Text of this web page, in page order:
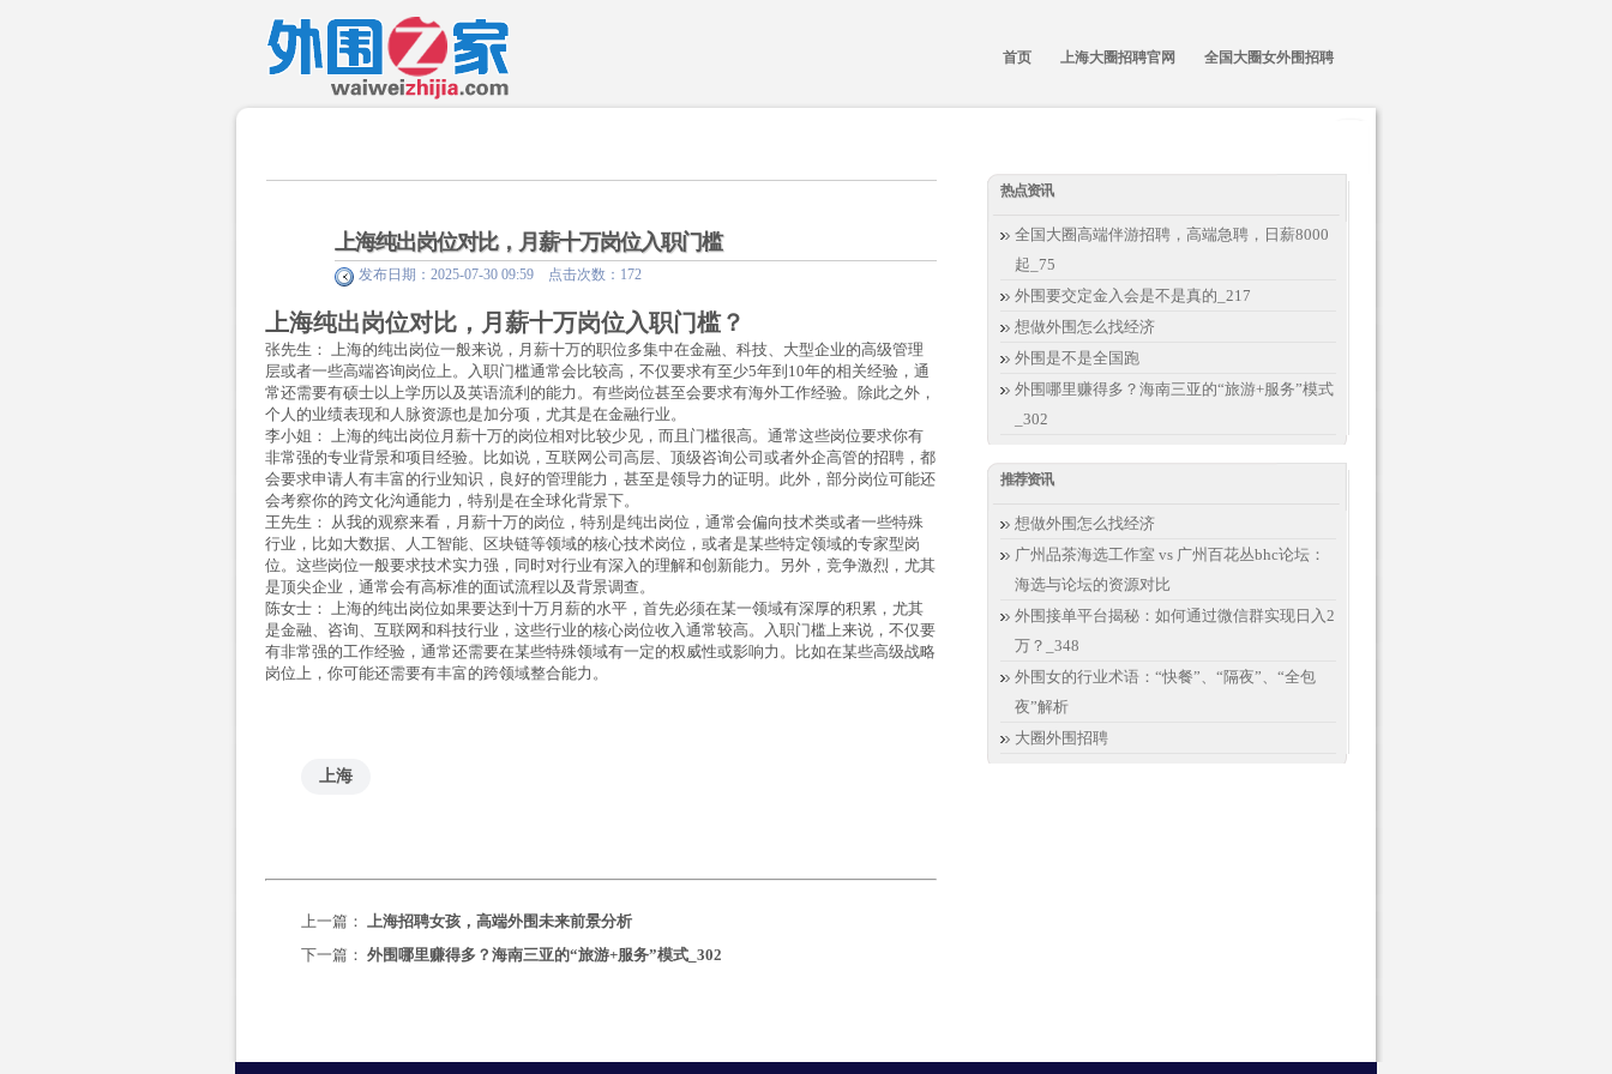
首页 上海大圈招聘官网 全国大圈女外围招聘
上海纯出岗位对比，月薪十万岗位入职门槛
发布日期：2025-07-30 09:59 点击次数：172
上海纯出岗位对比，月薪十万岗位入职门槛？
张先生： 上海的纯出岗位一般来说，月薪十万的职位多集中在金融、科技、大型企业的高级管理
层或者一些高端咨询岗位上。入职门槛通常会比较高，不仅要求有至少5年到10年的相关经验，通
常还需要有硕士以上学历以及英语流利的能力。有些岗位甚至会要求有海外工作经验。除此之外，
个人的业绩表现和人脉资源也是加分项，尤其是在金融行业。
李小姐： 上海的纯出岗位月薪十万的岗位相对比较少见，而且门槛很高。通常这些岗位要求你有
非常强的专业背景和项目经验。比如说，互联网公司高层、顶级咨询公司或者外企高管的招聘，都
会要求申请人有丰富的行业知识，良好的管理能力，甚至是领导力的证明。此外，部分岗位可能还
会考察你的跨文化沟通能力，特别是在全球化背景下。
王先生： 从我的观察来看，月薪十万的岗位，特别是纯出岗位，通常会偏向技术类或者一些特殊
行业，比如大数据、人工智能、区块链等领域的核心技术岗位，或者是某些特定领域的专家型岗
位。这些岗位一般要求技术实力强，同时对行业有深入的理解和创新能力。另外，竞争激烈，尤其
是顶尖企业，通常会有高标准的面试流程以及背景调查。
陈女士： 上海的纯出岗位如果要达到十万月薪的水平，首先必须在某一领域有深厚的积累，尤其
是金融、咨询、互联网和科技行业，这些行业的核心岗位收入通常较高。入职门槛上来说，不仅要
有非常强的工作经验，通常还需要在某些特殊领域有一定的权威性或影响力。比如在某些高级战略
岗位上，你可能还需要有丰富的跨领域整合能力。
上海
上一篇： 上海招聘女孩，高端外围未来前景分析
下一篇： 外围哪里赚得多？海南三亚的“旅游+服务”模式_302
热点资讯
全国大圈高端伴游招聘，高端急聘，日薪8000
起_75
外围要交定金入会是不是真的_217
想做外围怎么找经济
外围是不是全国跑
外围哪里赚得多？海南三亚的“旅游+服务”模式
_302
推荐资讯
想做外围怎么找经济
‌广州品茶海选工作室 vs 广州百花丛bhc论坛‌：
海选与论坛的资源对比
外围接单平台揭秘：如何通过微信群实现日入2
万？_348
外围女的行业术语：“快餐”、“隔夜”、“全包
夜”解析
大圈外围招聘